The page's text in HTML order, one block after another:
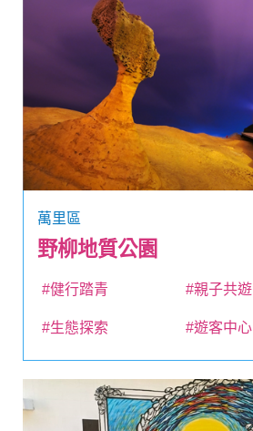
萬里區
野柳地質公園
#健行踏青 #親子共遊
#生態探索 #遊客中心